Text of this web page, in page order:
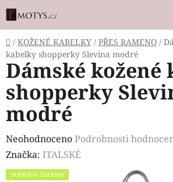
Přejít
na
obsah
Domů
/ KOŽENÉ KABELKY / PŘES RAMENO /
kabelky shopperky Slevina modré
Dámské kožené
shopperky
modré
Průměrné
hodnocení
produktu
NeohodnocenoPodrobnosti
Značka: ITALSKÉ
DOPRAVA ZDARMA